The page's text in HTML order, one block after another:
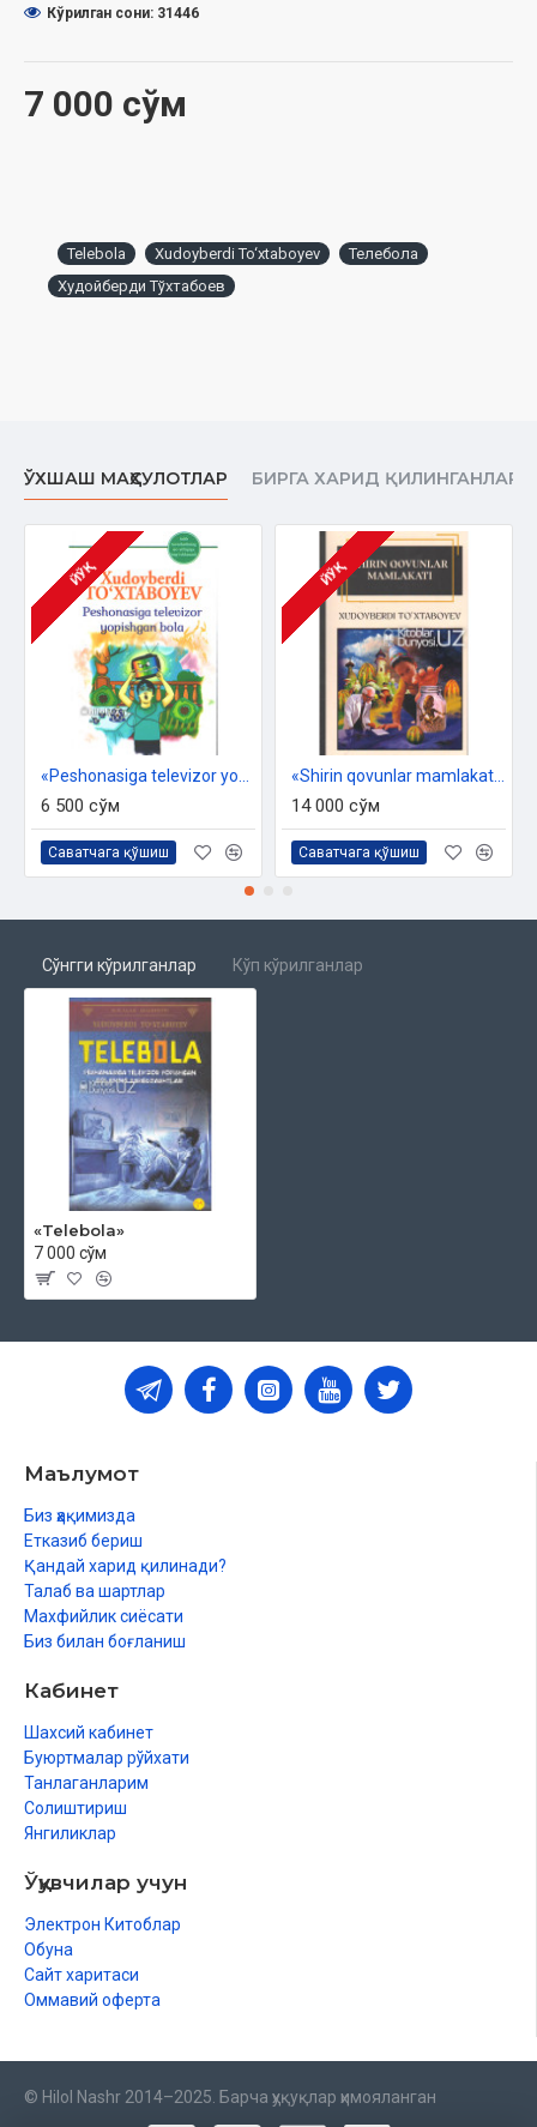
7 000 сўм
Кўрилган сони: 31446
Telebola Xudoyberdi To‘xtaboyev
Телебола
Худойберди Тўхтабоев
ЎХШАШ МАҲСУЛОТЛАР БИРГА ХАРИД ҚИЛИНГАНЛАР
ЙЎҚ
6 500 сўм
Саватчага қўшиш
ЙЎҚ
14 000 сўм
Саватчага қўшиш
Сўнгги кўрилганлар Кўп кўрилганлар
«Telebola»
7 000 сўм
Маълумот
Биз ҳақимизда
Етказиб бериш
Қандай харид қилинади?
Талаб ва шартлар
Махфийлик сиёсати
Биз билан боғланиш
Кабинет
Шахсий кабинет
Буюртмалар рўйхати
Танлаганларим
Солиштириш
Янгиликлар
Ўқувчилар учун
Электрон Китоблар
Обуна
Сайт харитаси
Оммавий оферта
© Hilol Nashr 2014–2025. Барча ҳуқуқлар ҳимояланган